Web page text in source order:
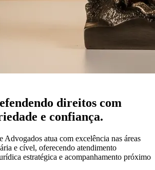
direitos com
e confiança.
Advogados atua com excelência nas áreas
e cível, oferecendo atendimento
estratégica e acompanhamento próximo